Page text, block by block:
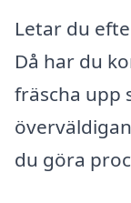
Letar du
Då har du
fräscha upp
du göra